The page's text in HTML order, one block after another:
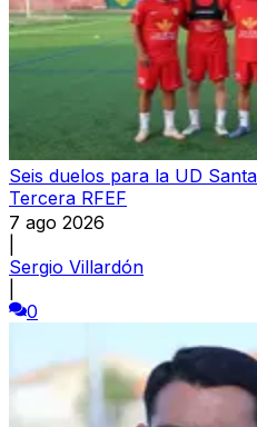
Seis duelos para la UD
Tercera RFEF
7 ago 2026
Sergio Villardón
0